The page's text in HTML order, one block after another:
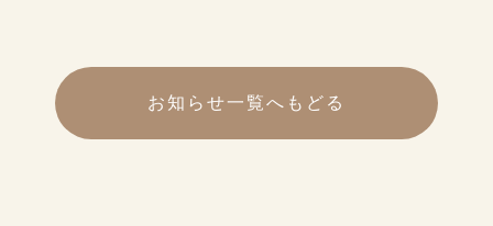
お知らせ一覧へもどる